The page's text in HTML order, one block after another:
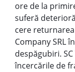
ore de la
suferă
cere
Company SRL
despăgubiri.
încercările de